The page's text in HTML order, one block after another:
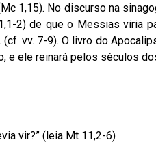
1,15). No discurso na
2) de que o Messias viria
vv. 7-9). O livro do
e ele reinará pelos séculos
vir?” (leia Mt 11,2-6)